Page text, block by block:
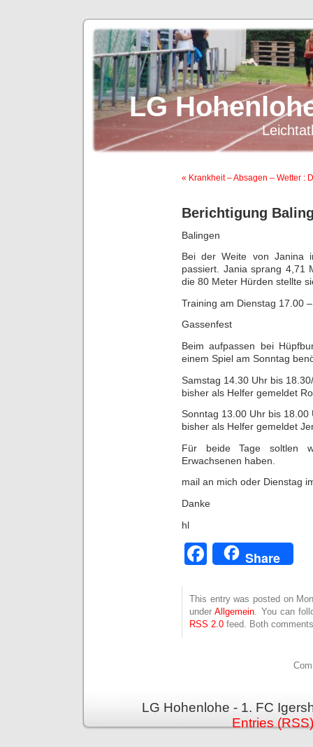
LG
« Krankheit – Absagen – Wetter :
Berichtigung
Balingen
Bei der Weite von Janina
passiert. Jania sprang 4,71
die 80 Meter Hürden stellte
Training am Dienstag 17.00
Gassenfest
Beim aufpassen bei
einem Spiel am Sonntag
Samstag 14.30 Uhr bis
bisher als Helfer gemeldet
Sonntag 13.00 Uhr bis 18.00
bisher als Helfer gemeldet
Für beide Tage soltlen
Erwachsenen haben.
mail an mich oder Dienstag
Danke
hl
Facebook
Share
This entry was posted on
underAllgemein . You can
RSS 2.0 feed. Both
LG Hohenlohe - 1. FC
Entries (RSS)